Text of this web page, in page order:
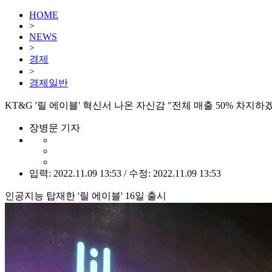
HOME
>
NEWS
>
경제
>
경제일반
KT&G '릴 에이블' 혁신서 나온 자신감 "전체 매출 50% 차지하
장병문 기자
입력: 2022.11.09 13:53 / 수정: 2022.11.09 13:53
인공지능 탑재한 '릴 에이블' 16일 출시